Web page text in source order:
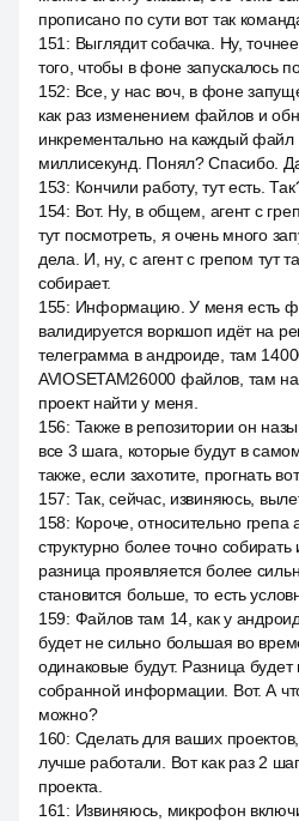
прописано по сути вот так
151 : Выглядит собачка. Ну,
того, чтобы в фоне запускалось по
152: Все, у нас воч, в фоне
как раз изменением файлов и
инкрементально на каждый файл
миллисекунд. Понял? Спасибо.
153: Кончили работу, тут есть.
154: Вот. Ну, в общем, агент с
тут посмотреть, я очень много
дела. И, ну, с агент с грепом тут
собирает.
155: Информацию. У меня есть
валидируется воркшоп идёт на
телеграмма в андроиде, там
AVIOSETAM26000 файлов, там
проект найти у меня.
156: Также в репозитории он
все 3 шага, которые будут в
также, если захотите, прогнать
157: Так, сейчас, извиняюсь,
158: Короче, относительно грепа
структурно более точно
разница проявляется более
становится больше, то есть
159: Файлов там 14, как у
будет не сильно большая во
одинаковые будут. Разница будет
собранной информации. Вот. А
можно?
160: Сделать для ваших
лучше работали. Вот как раз 2
проекта.
161 : Извиняюсь, микрофон